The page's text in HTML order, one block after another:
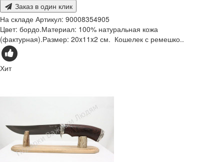
Заказ в один клик
На складе Артикул: 90008354905
Цвет: бордо.Материал: 100% натуральная кожа
(фактурная).Размер: 20x11x2 см. Кошелек с ремешко..
Хит